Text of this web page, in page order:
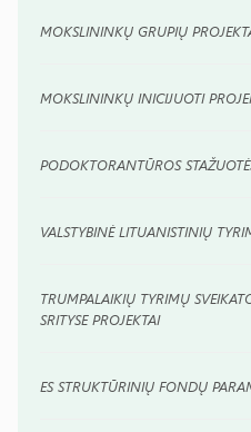
MOKSLININKŲ GRUPIŲ
MOKSLININKŲ INICIJUOTI
PODOKTORANTŪROS
VALSTYBINĖ LITUANISTINIŲ
TRUMPALAIKIŲ TYRIMŲ
SRITYSE PROJEKTAI
ES STRUKTŪRINIŲ FONDŲ